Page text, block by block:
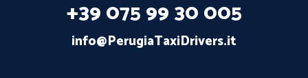
+39 075 99 30 005
info@PerugiaTaxiDrivers.it